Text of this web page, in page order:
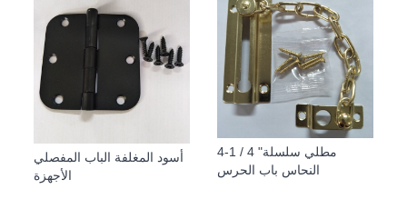
أسود المغلفة الباب المفصلي
الأجهزة
4-1 / 4 "مطلي سلسلة
النحاس باب الحرس